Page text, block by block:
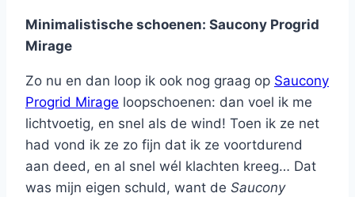
Minimalistische schoenen: Saucony Progrid
Mirage
Zo nu en dan loop ik ook nog graag op Saucony
Progrid Mirage loopschoenen: dan voel ik me
lichtvoetig, en snel als de wind! Toen ik ze net
had vond ik ze zo fijn dat ik ze voortdurend
aan deed, en al snel wél klachten kreeg… Dat
was mijn eigen schuld, want de Saucony